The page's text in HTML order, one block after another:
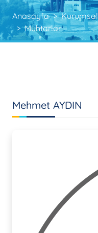
Anasayfa Kurumsal
Muhtarlar
Mehmet AYDIN